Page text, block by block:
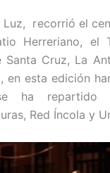
Luz, recorrió el
Herreriano,
Santa Cruz, La
en esta edición
ha repartido
Red Íncola y